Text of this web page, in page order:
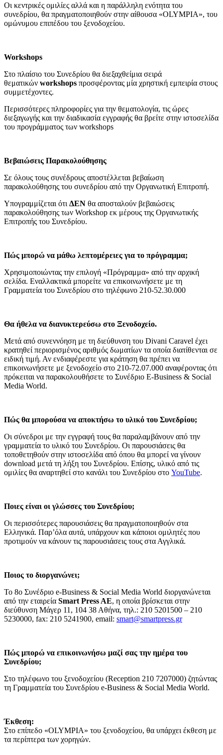
Οι κεντρικές ομιλίες αλλά και η παράλληλη ενότητα του
συνεδρίου, θα πραγματοποιηθούν στην αίθουσα «OLYMPIA», του
ομώνυμου επιπέδου του ξενοδοχείου.
Workshops
Στο πλαίσιο του Συνεδρίου θα διεξαχθείμια σειρά
θεματικών workshops προσφέροντας μία χρηστική εμπειρία στους
συμμετέχοντες.
Περισσότερες πληροφορίες για την θεματολογία, τις ώρες
διεξαγωγής και την διαδικασία εγγραφής θα βρείτε στην ιστοσελίδα
του προγράμματος των workshops
Βεβαιώσεις Παρακολούθησης
Σε όλους τους συνέδρους αποστέλλεται βεβαίωση
παρακολούθησης του συνεδρίου από την Οργανωτική Επιτροπή.
Υπογραμμίζεται ότι ΔΕΝ θα αποσταλούν βεβαιώσεις
παρακολούθησης των Workshop εκ μέρους της Οργανωτικής
Επιτροπής του Συνεδρίου.
Πώς μπορώ να μάθω λεπτομέρειες για το πρόγραμμα;
Χρησιμοποιώντας την επιλογή «Πρόγραμμα» από την αρχική
σελίδα. Εναλλακτικά μπορείτε να επικοινωνήσετε με τη
Γραμματεία του Συνεδρίου στο τηλέφωνο 210-52.30.000
Θα ήθελα να διανυκτερεύσω στο Ξενοδοχείο.
Μετά από συνεννόηση με τη διεύθυνση του Divani Caravel έχει
κρατηθεί περιορισμένος αριθμός δωματίων τα οποία διατίθενται σε
ειδική τιμή. Αν ενδιαφέρεστε για κράτηση θα πρέπει να
επικοινωνήσετε με ξενοδοχείο στο 210-72.07.000 αναφέροντας ότι
πρόκειται να παρακολουθήσετε το Συνέδριο E-Business & Social
Media World.
Πώς θα μπορούσα να αποκτήσω το υλικό του Συνεδρίου;
Οι σύνεδροι με την εγγραφή τους θα παραλαμβάνουν από την
γραμματεία το υλικό του Συνεδρίου. Οι παρουσιάσεις θα
τοποθετηθούν στην ιστοσελίδα από όπου θα μπορεί να γίνουν
download μετά τη λήξη του Συνεδρίου. Επίσης, υλικό από τις
ομιλίες θα αναρτηθεί στο κανάλι του Συνεδρίου στο YouTube.
Ποιες είναι οι γλώσσες του Συνεδρίου;
Οι περισσότερες παρουσιάσεις θα πραγματοποιηθούν στα
Ελληνικά. Παρ’όλα αυτά, υπάρχουν και κάποιοι ομιλητές που
προτιμούν να κάνουν τις παρουσιάσεις τους στα Αγγλικά.
Ποιος το διοργανώνει;
Το 8ο Συνέδριο e-Business & Social Media World διοργανώνεται
από την εταιρεία Smart Press AE, η οποία βρίσκεται στην
διεύθυνση Μάγερ 11, 104 38 Αθήνα, τηλ.: 210 5201500 – 210
5230000, fax: 210 5241900, email: smart@smartpress.gr
Πώς μπορώ να επικοινωνήσω μαζί σας την ημέρα του
Συνεδρίου;
Στο τηλέφωνο του ξενοδοχείου (Reception 210 7207000) ζητώντας
τη Γραμματεία του Συνεδρίου e-Business & Social Media World.
Έκθεση:
Στo επίπεδo «OLYMPIA» του ξενοδοχείου, θα υπάρχει έκθεση με
τα περίπτερα των χορηγών.